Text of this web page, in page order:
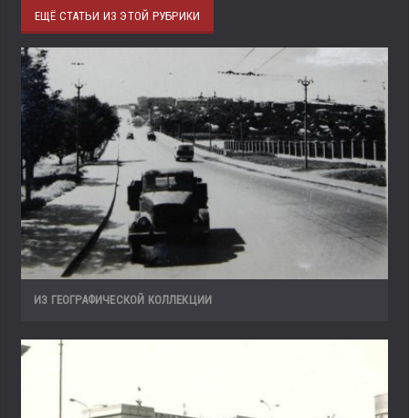
ЕЩЁ СТАТЬИ ИЗ ЭТОЙ РУБРИКИ
ИЗ ГЕОГРАФИЧЕСКОЙ КОЛЛЕКЦИИ